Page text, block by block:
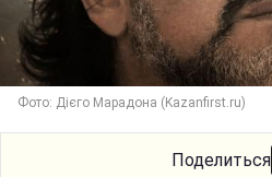
Фото: Дієго Марадона (Kazanfirst.ru)
Поделиться